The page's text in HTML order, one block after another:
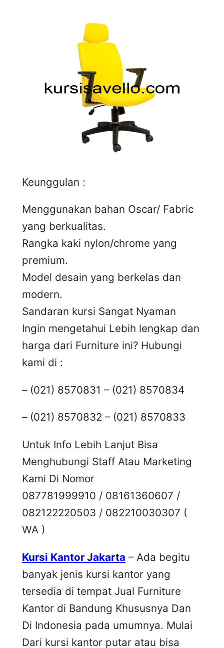
Keunggulan :
Menggunakan bahan Oscar/ Fabric
yang berkualitas.
Rangka kaki nylon/chrome yang
premium.
Model desain yang berkelas dan
modern.
Sandaran kursi Sangat Nyaman
Ingin mengetahui Lebih lengkap dan
harga dari Furniture ini? Hubungi
kami di :
– (021) 8570831 – (021) 8570834
– (021) 8570832 – (021) 8570833
Untuk Info Lebih Lanjut Bisa
Menghubungi Staff Atau Marketing
Kami Di Nomor
087781999910 / 08161360607 /
082122220503 / 082210030307 (
WA )
Kursi Kantor Jakarta – Ada begitu
banyak jenis kursi kantor yang
tersedia di tempat Jual Furniture
Kantor di Bandung Khususnya Dan
Di Indonesia pada umumnya. Mulai
Dari kursi kantor putar atau bisa